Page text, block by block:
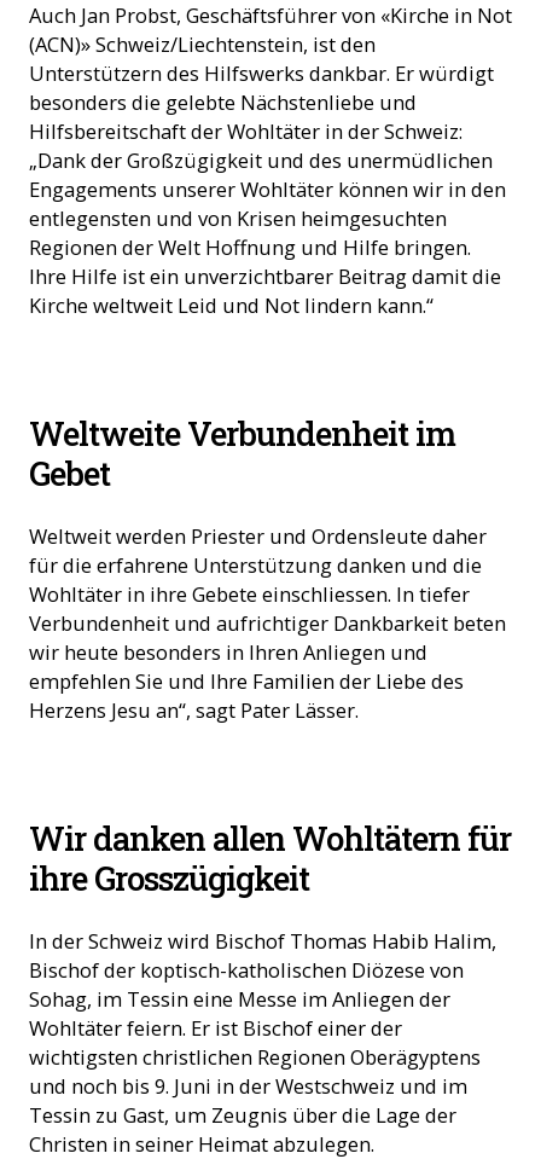
Auch Jan Probst, Geschäftsführer von «Kirche in Not
(ACN)» Schweiz/Liechtenstein, ist den
Unterstützern des Hilfswerks dankbar. Er würdigt
besonders die gelebte Nächstenliebe und
Hilfsbereitschaft der Wohltäter in der Schweiz:
„Dank der Großzügigkeit und des unermüdlichen
Engagements unserer Wohltäter können wir in den
entlegensten und von Krisen heimgesuchten
Regionen der Welt Hoffnung und Hilfe bringen.
Ihre Hilfe ist ein unverzichtbarer Beitrag damit die
Kirche weltweit Leid und Not lindern kann.“
Weltweite Verbundenheit im
Gebet
Weltweit werden Priester und Ordensleute daher
für die erfahrene Unterstützung danken und die
Wohltäter in ihre Gebete einschliessen. In tiefer
Verbundenheit und aufrichtiger Dankbarkeit beten
wir heute besonders in Ihren Anliegen und
empfehlen Sie und Ihre Familien der Liebe des
Herzens Jesu an“, sagt Pater Lässer.
Wir danken allen Wohltätern für
ihre Grosszügigkeit
In der Schweiz wird Bischof Thomas Habib Halim,
Bischof der koptisch-katholischen Diözese von
Sohag, im Tessin eine Messe im Anliegen der
Wohltäter feiern. Er ist Bischof einer der
wichtigsten christlichen Regionen Oberägyptens
und noch bis 9. Juni in der Westschweiz und im
Tessin zu Gast, um Zeugnis über die Lage der
Christen in seiner Heimat abzulegen.